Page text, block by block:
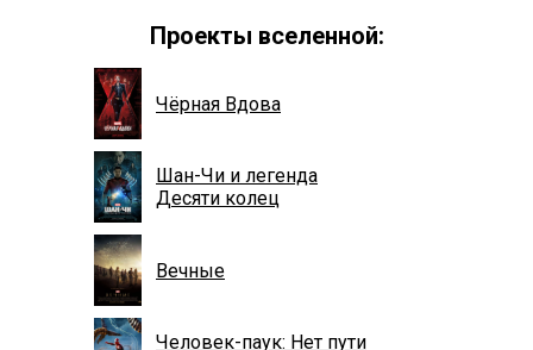
Проекты вселенной:
Чёрная Вдова
Шан-Чи и легенда
Десяти колец
Вечные
Человек-паук: Нет пути